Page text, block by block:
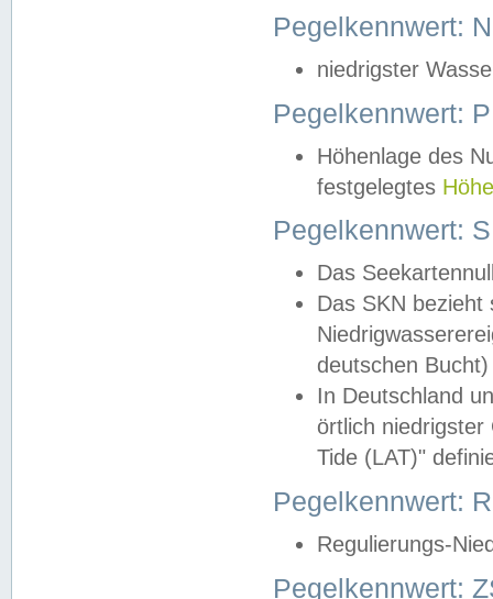
Pegelkennwert:
niedrigster
Pegelkennwert:
Höhenlage des
festgelegtes
Pegelkennwert:
Das
Das SKN
deutschen
In Deutschland
örtlich
Tide (LAT)"
Pegelkennwert:
Regulierungs-
Pegelkennwert: